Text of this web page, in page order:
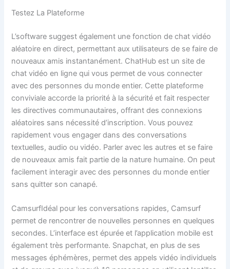
Testez La Plateforme
L’software suggest également une fonction de chat vidéo
aléatoire en direct, permettant aux utilisateurs de se faire de
nouveaux amis instantanément. ChatHub est un site de
chat vidéo en ligne qui vous permet de vous connecter
avec des personnes du monde entier. Cette plateforme
conviviale accorde la priorité à la sécurité et fait respecter
les directives communautaires, offrant des connexions
aléatoires sans nécessité d’inscription. Vous pouvez
rapidement vous engager dans des conversations
textuelles, audio ou vidéo. Parler avec les autres et se faire
de nouveaux amis fait partie de la nature humaine. On peut
facilement interagir avec des personnes du monde entier
sans quitter son canapé.
CamsurfIdéal pour les conversations rapides, Camsurf
permet de rencontrer de nouvelles personnes en quelques
secondes. L’interface est épurée et l’application mobile est
également très performante. Snapchat, en plus de ses
messages éphémères, permet des appels vidéo individuels